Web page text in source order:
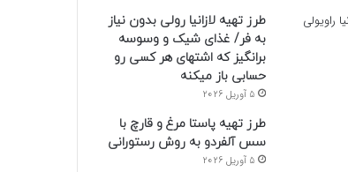
طرز تهیه لازانیا رولی بدون نیاز
به فر/ غذای شیک و وسوسه
برانگیز که اشتهای هر کسی رو
حسابی باز میکنه
5 آوریل 2026
طرز تهیه پاستا مرغ و قارچ با
سس آلفردو به روش رستورانی
5 آوریل 2026